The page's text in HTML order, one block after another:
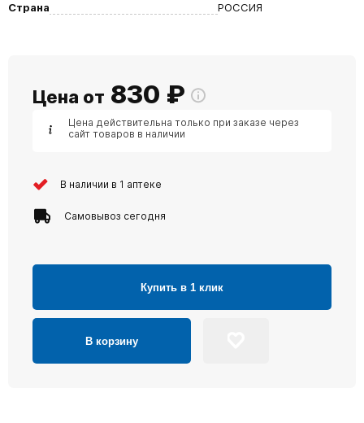
Страна
РОССИЯ
Цена от 830 ₽
Цена действительна только при заказе через
сайт товаров в наличии
В наличии в 1 аптеке
Самовывоз сегодня
Купить в 1 клик
В корзину